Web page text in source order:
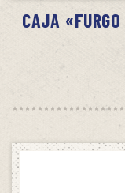
CAJA